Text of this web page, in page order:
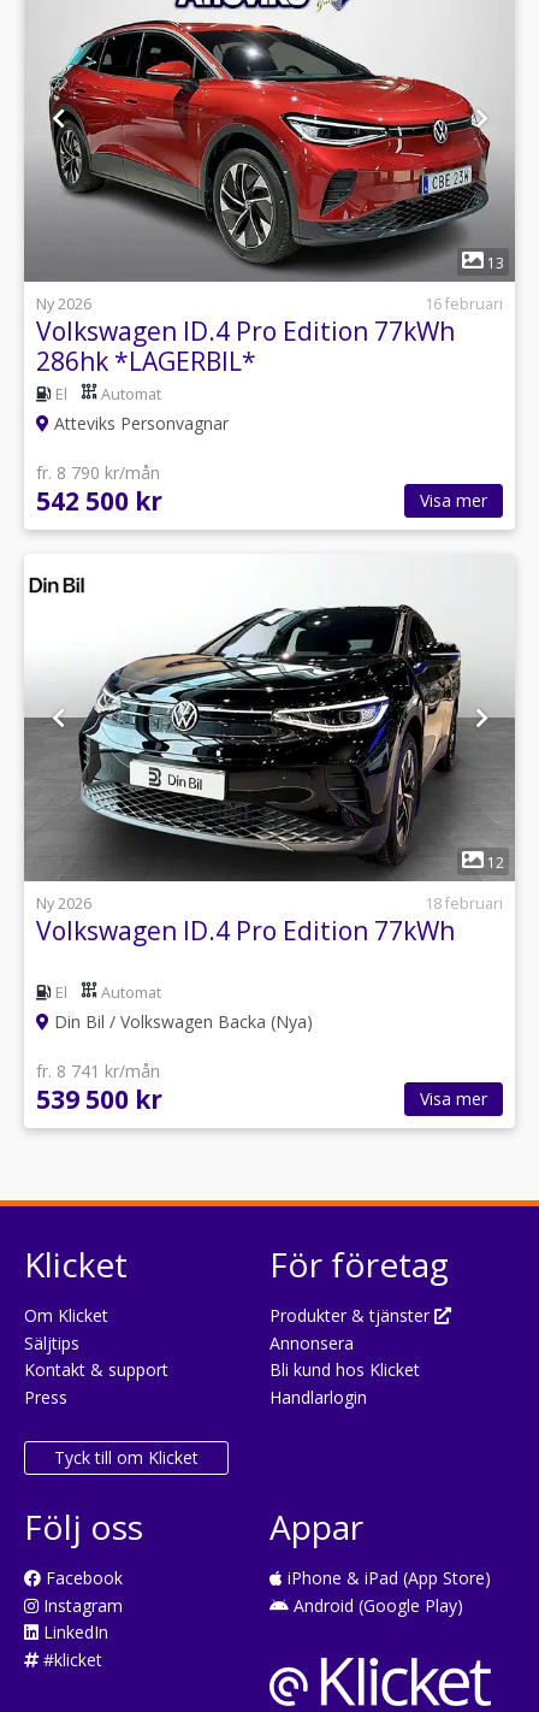
1
13
Ny 2026
16 februari
Volkswagen ID.4 Pro Edition 77kWh
286hk *LAGERBIL*
El Automat
Atteviks Personvagnar
fr. 8 790 kr/mån
542 500 kr Visa mer
1
12
Ny 2026
18 februari
Volkswagen ID.4 Pro Edition 77kWh
El Automat
Din Bil / Volkswagen Backa (Nya)
fr. 8 741 kr/mån
539 500 kr Visa mer
Klicket
Om Klicket
Säljtips
Kontakt & support
Press
Tyck till om Klicket
För företag
Produkter & tjänster
Annonsera
Bli kund hos Klicket
Handlarlogin
Följ oss
Facebook
Instagram
LinkedIn
#klicket
Appar
iPhone & iPad (App Store)
Android (Google Play)